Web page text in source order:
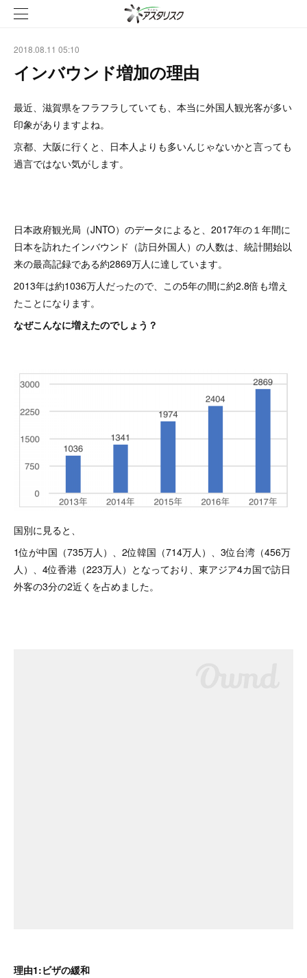
2018.08.11 05:10
インバウンド増加の理由
最近、滋賀県をフラフラしていても、本当に外国人観光客が多い
印象がありますよね。
京都、大阪に行くと、日本人よりも多いんじゃないかと言っても
過言ではない気がします。
日本政府観光局（JNTO）のデータによると、2017年の１年間に
日本を訪れたインバウンド（訪日外国人）の人数は、統計開始以
来の最高記録である約2869万人に達しています。
2013年は約1036万人だったので、この5年の間に約2.8倍も増え
たことになります。
なぜこんなに増えたのでしょう？
国別に見ると、
1位が中国（735万人）、2位韓国（714万人）、3位台湾（456万
人）、4位香港（223万人）となっており、東アジア4カ国で訪日
外客の3分の2近くを占めました。
理由1:ビザの緩和